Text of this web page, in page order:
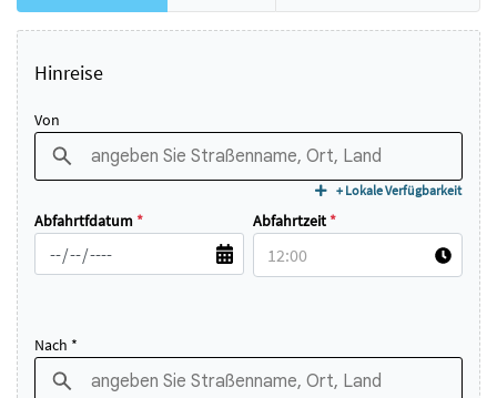
Hinreise
Von
+ Lokale Verfügbarkeit
Abfahrtfdatum * Abfahrtzeit *
Nach *